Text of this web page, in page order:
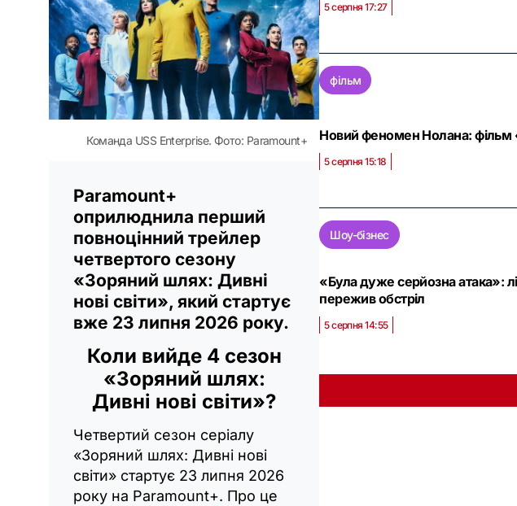
Команда USS Enterprise. Фото: Paramount+
Paramount+
оприлюднила перший
повноцінний трейлер
четвертого сезону
«Зоряний шлях: Дивні
нові світи», який стартує
вже 23 липня 2026 року.
Коли вийде 4 сезон
«Зоряний шлях:
Дивні нові світи»?
Четвертий сезон серіалу
«Зоряний шлях: Дивні нові
світи» стартує 23 липня 2026
року на Paramount+. Про це
5 серпня 17:27
фільм
Новий феномен Нолана: фільм
5 серпня 15:18
Шоу-бізнес
«Була дуже серйозна атака»:
пережив обстріл
5 серпня 14:55